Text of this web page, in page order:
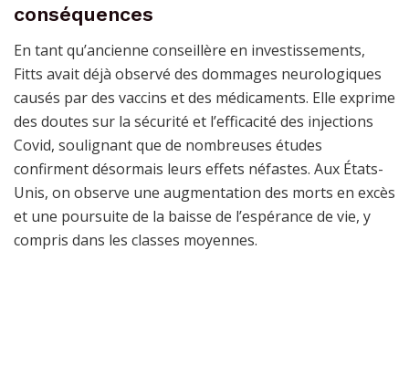
conséquences
En tant qu’ancienne conseillère en investissements,
Fitts avait déjà observé des dommages neurologiques
causés par des vaccins et des médicaments. Elle exprime
des doutes sur la sécurité et l’efficacité des injections
Covid, soulignant que de nombreuses études
confirment désormais leurs effets néfastes. Aux États-
Unis, on observe une augmentation des morts en excès
et une poursuite de la baisse de l’espérance de vie, y
compris dans les classes moyennes.